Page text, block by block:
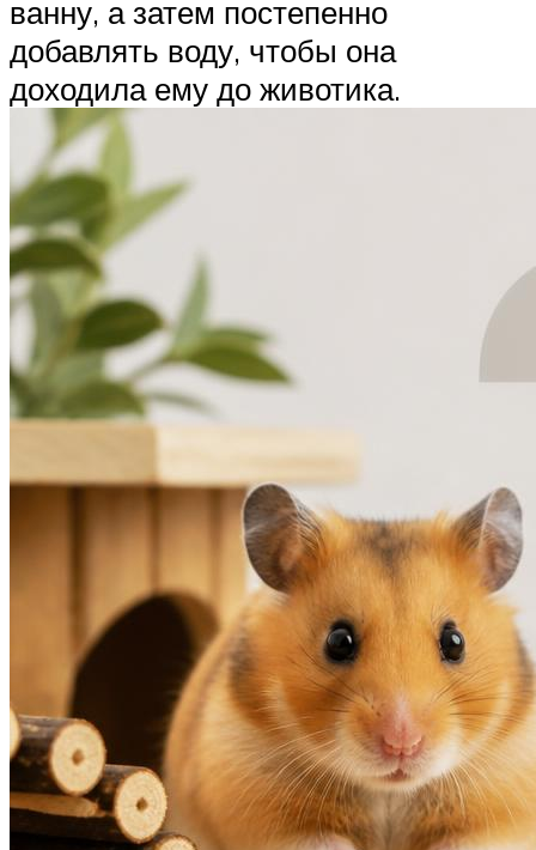
ванну, а затем постепенно
добавлять воду, чтобы она
доходила ему до животика.